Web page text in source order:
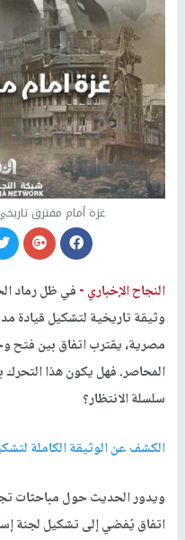
غزة أمام مفترق
النجاح الإخباري -في ظل رماد
وثيقة تاريخية لتشكيل قيادة
مصرية، يقترب اتفاق بين فتح
المحاصر. فهل يكون هذا
سلسلة الانتظار؟
الكشف عن الوثيقة الكاملة
ويدور الحديث حول مباحثات
اتفاق يُفضي إلى تشكيل لجنة